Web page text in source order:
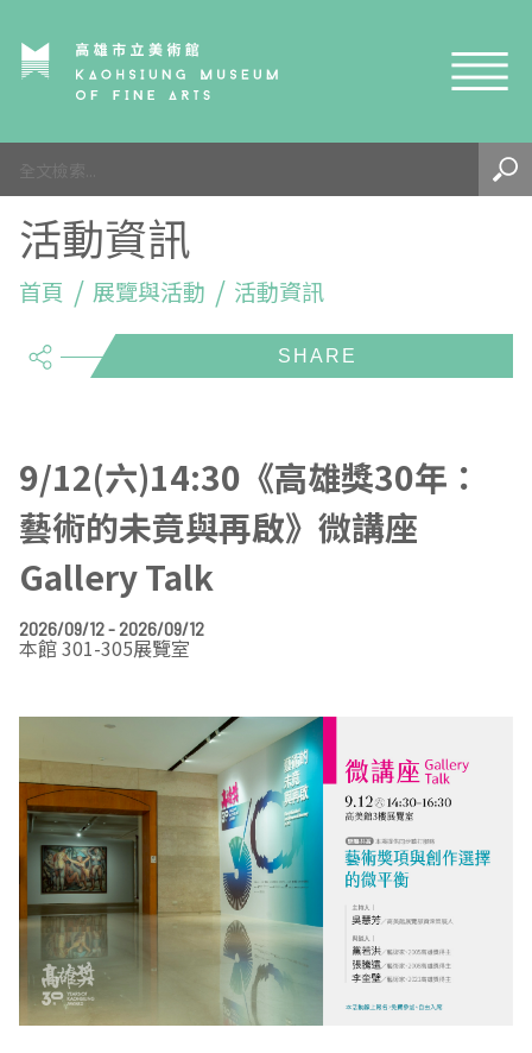
網站導覽
參觀資訊
參觀須知
開館時間
交通資訊
環境介紹
兒童美術館
藝術生態園區
高美館
兒童美術館
無障礙服務專區
易讀手冊
藝術之旅
高美書屋
三秌茶屋
Pasadena
展覽與活動
展覽資訊
徵件辦法
典藏與研究
典藏查詢
精選典藏
典藏圖檔申請
研究資源
藝術認證 / 百夜默讀 / 高雄ART青
南島當代記憶工程
視覺藝術影像資料庫
研究出版
系列出版
線上學習
線上書
藝術閱聽
雄雄藝見你│Podcast
時代之聲│Podcasts
典藏賞析│Podcasts
藝術認證│高美館館刊
百夜藝術默讀│典藏閱讀
南島當代記憶工程│資料庫
典藏3D手上Run
線上展覽
珍珠—南方視野的女性藝術
多元史觀特藏室二部曲：南方作為衝撞之所
透景線：實境的疊隱與擴張
民・間
2022高雄獎
2021 TAKAO．台客．南方HUE：李俊賢
2021高雄獎
AR/VR體驗
寓懷的行板：劉生容研究展
感知棲所— 關鍵典藏2019-2020
南方作為相遇之所
感動兔 高美特展
感動虎 高美特展
感動牛 高美特展
線上學習資源
美術資源教室-手作課程
藝術遊戲號
畫想想‧想畫畫
尋寶高雄 - 校園推廣教材
關於我們
高美館
關於高美館/年報
關於館長
規劃傳承
高美館大事記
兒童美術館
關於兒童美術館
藝術生態園區
美術館會員
合作夥伴
EN
活動資訊
首頁 展覽與活動 活動資訊
share
9/12(六)14:30《高雄獎30年：
藝術的未竟與再啟》微講座
Gallery Talk
2026/09/12 - 2026/09/12
本館 301-305展覽室